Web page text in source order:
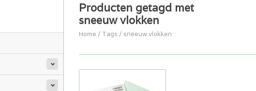
Producten getagd met
sneeuw vlokken
Home / Tags / sneeuw vlokken